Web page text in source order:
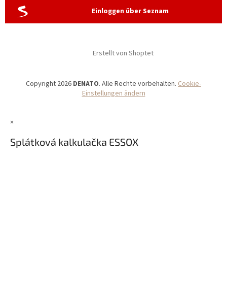
Einloggen über Seznam
Erstellt von Shoptet
Copyright 2026 DENATO. Alle Rechte vorbehalten. Cookie-
Einstellungen ändern
×
Splátková kalkulačka ESSOX